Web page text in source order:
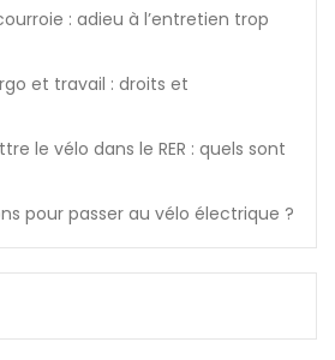
: adieu à l’entretien trop
et travail : droits et
le vélo dans le RER : quels sont
pour passer au vélo électrique ?